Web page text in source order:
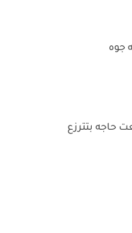
جوه
حاجه بتترزع